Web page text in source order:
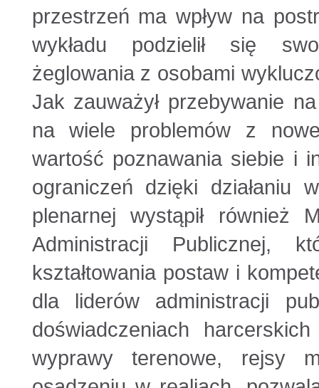
przestrzeń ma wpływ na
wykładu podzielił się
żeglowania z osobami
Jak zauważył przebywanie
na wiele problemów z
wartość poznawania siebie i
ograniczeń dzięki
plenarnej wystąpił również
Administracji Publicznej,
kształtowania postaw i
dla liderów administracji
doświadczeniach
wyprawy terenowe, rejsy